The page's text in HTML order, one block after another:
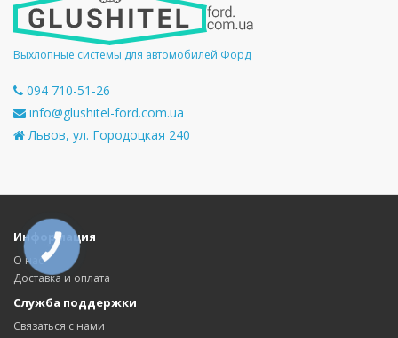
Выхлопные системы для автомобилей Форд
094 710-51-26
info@glushitel-ford.com.ua
Львов, ул. Городоцкая 240
Информация
О нас
Доставка и оплата
Служба поддержки
Связаться с нами
КНОПКА
СВЯЗИ